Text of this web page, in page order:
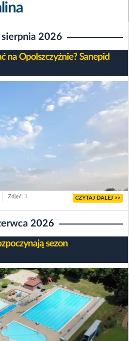
sierpnia 2026
na Opolszczyźnie? Sanepid
Zdjęć: 1 CZYTAJ DALEJ >>
2026
sezon